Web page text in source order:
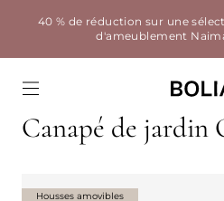
40 % de réduction sur une
d'ameublement
Canapé de jardin
Housses amovibles